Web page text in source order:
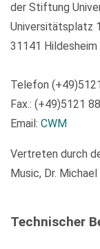
der Stiftung
Universitätsplatz 1
31141 Hildesheim
Telefon
Fax.: (+49)5121
Email: CWM
Vertreten durch
Music, Dr. Michael
Technischer